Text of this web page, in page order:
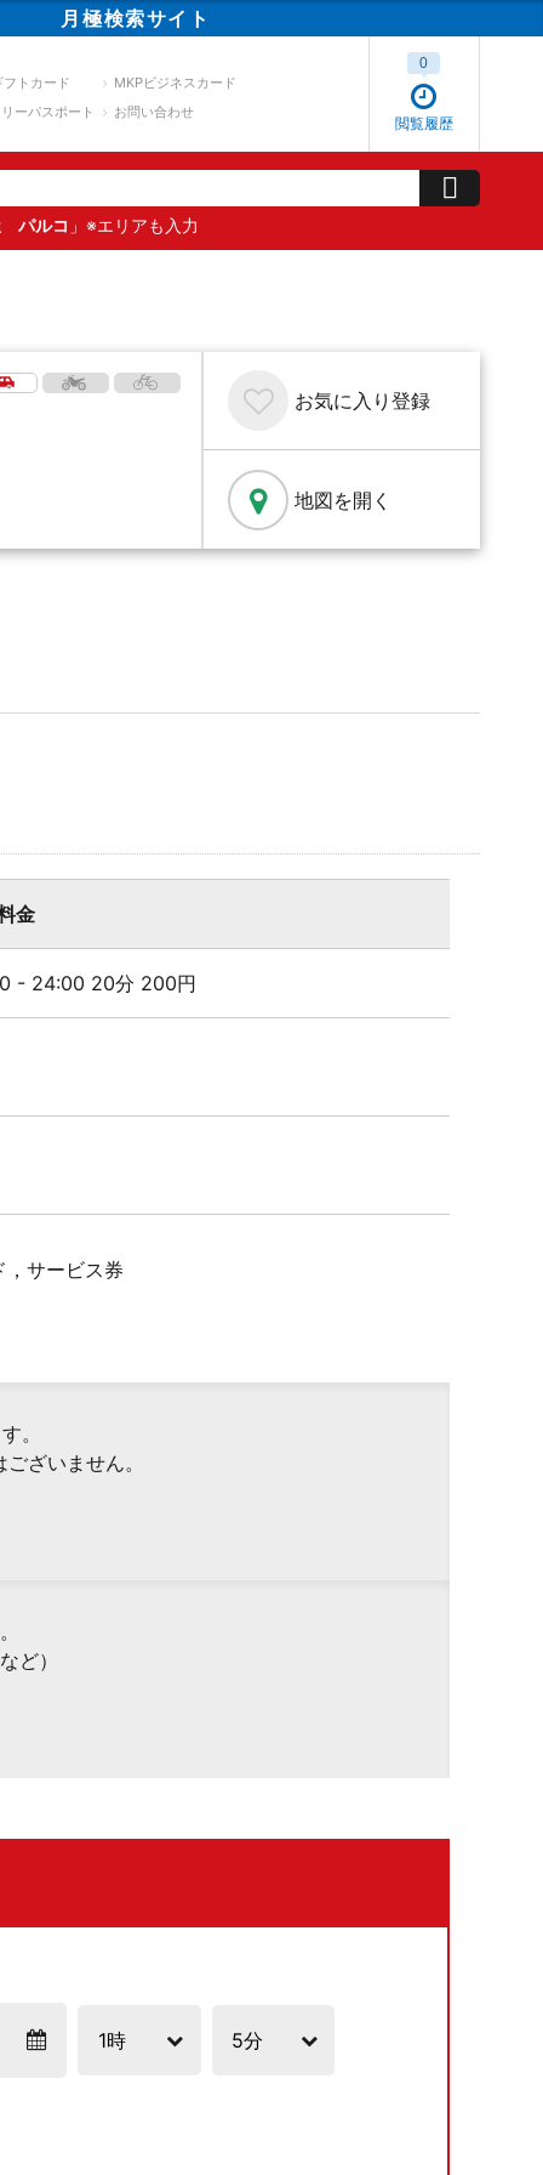
月極検索サイト
フトカード
MKPビジネスカード
ーパスポート
お問い合わせ
閲覧履歴
0
パルコ 」※エリアも入力
お気に入り 登録
地図を開く
金
- 24:00 20分 200円
サービス券
。
ざいません。
ど）